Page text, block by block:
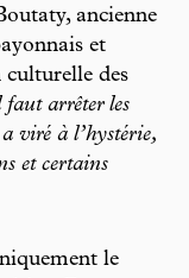
ancienne
et
culturelle des
arrêter les
viré à l’hystérie,
et certains
le